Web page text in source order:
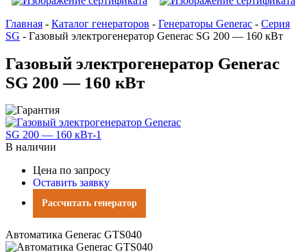
Главная - Каталог генераторов - Генераторы Generac - Серия
SG - Газовый электрогенератор Generac SG 200 — 160 кВт
Газовый электрогенератор Generac
SG 200 — 160 кВт
В наличии
Цена по запросу
Рассчитать генератор
Оставить заявку
Автоматика Generac GTS040